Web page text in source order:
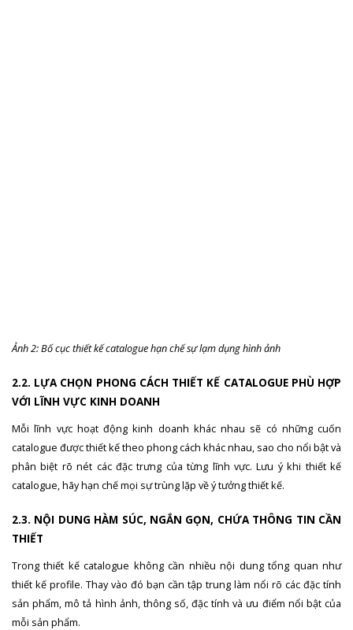
Ảnh 2: Bố cục thiết kế catalogue hạn chế sự lạm dụng hình ảnh
2.2. LỰA CHỌN PHONG CÁCH THIẾT KẾ CATALOGUE PHÙ HỢP
VỚI LĨNH VỰC KINH DOANH
Mỗi lĩnh vực hoạt động kinh doanh khác nhau sẽ có những cuốn
catalogue được thiết kế theo phong cách khác nhau, sao cho nổi bật và
phân biệt rõ nét các đặc trưng của từng lĩnh vực. Lưu ý khi thiết kế
catalogue, hãy hạn chế mọi sự trùng lặp về ý tưởng thiết kế.
2.3. NỘI DUNG HÀM SÚC, NGẮN GỌN, CHỨA THÔNG TIN CẦN
THIẾT
Trong thiết kế catalogue không cần nhiều nội dung tổng quan như
thiết kế profile. Thay vào đó bạn cần tập trung làm nổi rõ các đặc tính
sản phẩm, mô tả hình ảnh, thông số, đặc tính và ưu điểm nổi bật của
mỗi sản phẩm.